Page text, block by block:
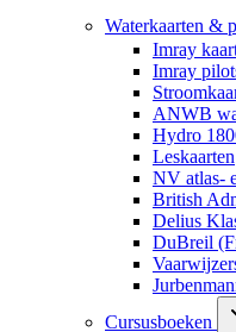
Waterkaarten &
Imray
Imray
ANWB
Hydro
Leskaarten
NV atlas-
British
Delius
DuBreil
Cursusboeken